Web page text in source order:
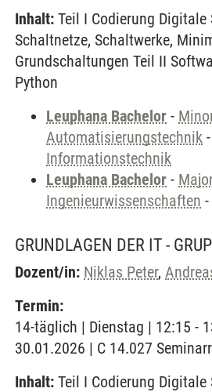
Inhalt: Teil I Codierung Digitale
Schaltnetze, Schaltwerke,
Grundschaltungen Teil II
Python
Leuphana Bachelor -
Automatisierungstechnik -
Informationstechnik
Leuphana Bachelor -
Ingenieurwissenschaften -
GRUNDLAGEN DER IT -
Dozent/in: Niklas Peter,
Termin:
14-täglich | Dienstag | 12:15 -
30.01.2026 | C 14.027
Inhalt: Teil I Codierung Digitale